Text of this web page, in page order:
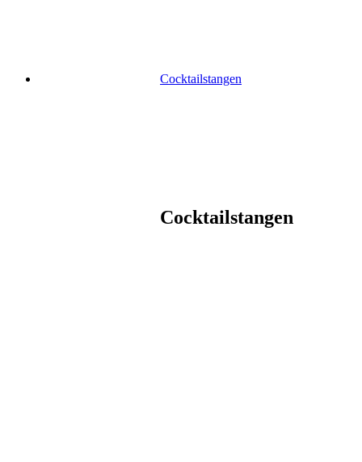
Cocktailstangen
Cocktailstangen